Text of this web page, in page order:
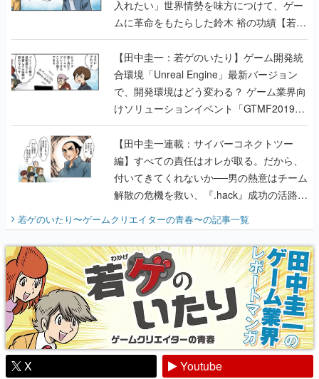
入れたい」世界情勢を味方につけて、ゲー
ムに革命をもたらした鈴木 裕の功績【若ゲ
のいたり】
【田中圭一：若ゲのいたり】ゲーム開発統
合環境「Unreal Engine」最新バージョン
で、開発環境はどう変わる？ ゲーム業界向
けソリューションイベント「GTMF2019」
に行って、より理解を深めよう【PR】
【田中圭一連載：サイバーコネクトツー
編】すべての責任はオレが取る。だから、
付いてきてくれないか──男の熱意はチーム
解散の危機を救い、『.hack』成功の活路を
『少年ジャンプ』色だった【若ゲのいた
り】
若ゲのいたり〜ゲームクリエイターの青春〜の記事一覧
X
Youtube